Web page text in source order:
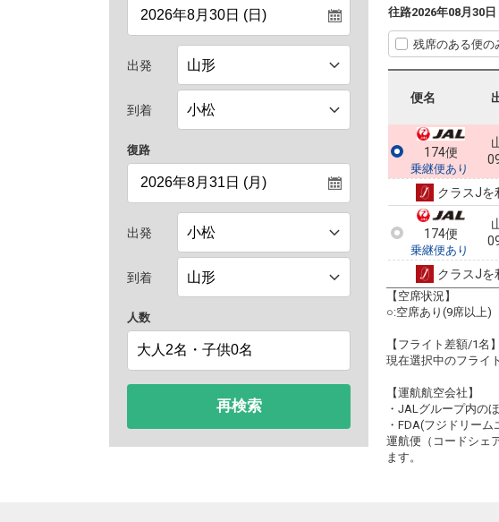
出発
到着
復路
出発
到着
人数
再検索
往路2026年08月30日
残席のある便の
便名
174便
乗継便あり
クラスJを
174便
乗継便あり
クラスJを
【空席状況】
○:空席あり(9席以上
【フライト差額/1名】
現在選択中のフライ
【運航航空会社】
・JALグループ内の
・FDA(フジドリー
運航便（コードシェ
ます。